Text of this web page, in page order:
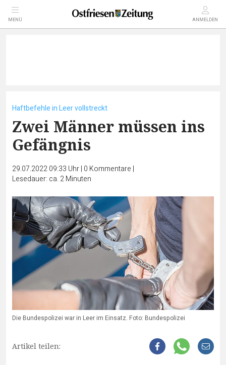
MENÜ ANMELDEN
Haftbefehle in Leer vollstreckt
Zwei Männer müssen ins
Gefängnis
29.07.2022 09:33 Uhr| 0 Kommentare |
Lesedauer: ca. 2 Minuten
Die Bundespolizei war in Leer im Einsatz. Foto: Bundespolizei
Artikel teilen: